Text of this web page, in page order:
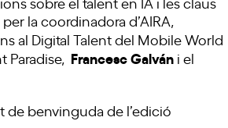
la coordinadora d’AIRA,
al Digital Talent del Mobile World
Paradise, Francesc Galván i el
de benvinguda de l’edició